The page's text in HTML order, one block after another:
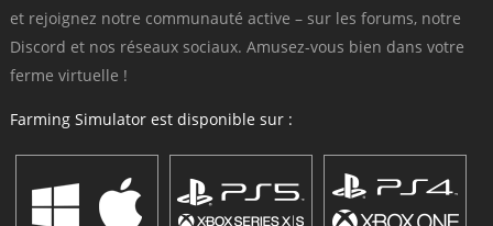
et rejoignez notre communauté active – sur les forums, notre
Discord et nos réseaux sociaux. Amusez-vous bien dans votre
ferme virtuelle !
Farming Simulator est disponible sur :